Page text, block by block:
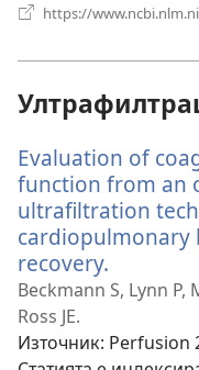
https://
Evaluation of
function from an
ultrafiltration
cardiopulmonary
recovery.
нов
Beckmann S, Lynn P,
Ross JE.
Източник‎: Perfusion